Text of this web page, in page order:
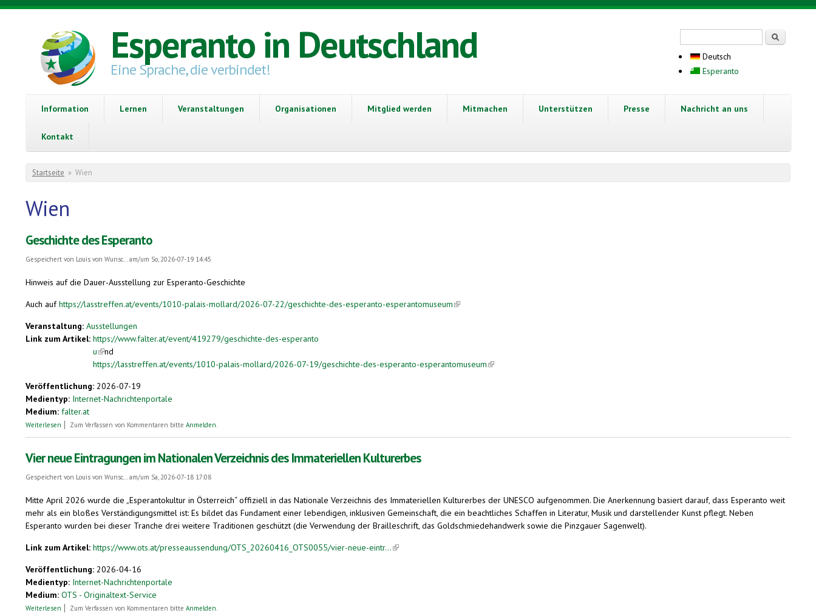
Direkt zum Inhalt
Esperanto in Deutschland
Eine Sprache, die verbindet!
Deutsch
Esperanto
Information Lernen Veranstaltungen Organisationen Mitglied werden Mitmachen Unterstützen Presse Nachricht an uns
Kontakt
Sie sind hier
Startseite » Wien
Wien
Geschichte des Esperanto
Gespeichert von Louis von Wunsc...am/um So, 2026-07-19 14:45
Hinweis auf die Dauer-Ausstellung zur Esperanto-Geschichte
Auch aufhttps://lasstreffen.at/events/1010-palais-mollard/2026-07-22/geschichte-des-esperanto-esperantomuseum(link is external)
Veranstaltung: Ausstellungen
Link zum Artikel: https://www.falter.at/event/419279/geschichte-des-esperanto
u(link is external)
nd
https://lasstreffen.at/events/1010-palais-mollard/2026-07-19/geschichte-des-esperanto-esperantomuseum(link is external)
Veröffentlichung: 2026-07-19
Medientyp: Internet-Nachrichtenportale
Medium: falter.at
Weiterlesen über Geschichte des Esperanto
Zum Verfassen von Kommentaren bitte Anmelden.
Vier neue Eintragungen im Nationalen Verzeichnis des Immateriellen Kulturerbes
Gespeichert von Louis von Wunsc...am/um Sa, 2026-07-18 17:08
Mitte April 2026 wurde die „Esperantokultur in Österreich“ offiziell in das Nationale Verzeichnis des Immateriellen Kulturerbes der UNESCO aufgenommen. Die Anerkennung basiert darauf, dass Esperanto weit
mehr als ein bloßes Verständigungsmittel ist: Es bildet das Fundament einer lebendigen, inklusiven Gemeinschaft, die ein beachtliches Schaffen in Literatur, Musik und darstellender Kunst pflegt. Neben
Esperanto wurden bei dieser Tranche drei weitere Traditionen geschützt (die Verwendung der Brailleschrift, das Goldschmiedehandwerk sowie die Pinzgauer Sagenwelt).
Link zum Artikel: https://www.ots.at/presseaussendung/OTS_20260416_OTS0055/vier-neue-eintr...(link is external)
Veröffentlichung: 2026-04-16
Medientyp: Internet-Nachrichtenportale
Medium: OTS - Originaltext-Service
Weiterlesen über Vier neue Eintragungen im Nationalen Verzeichnis des Immateriellen Kulturerbes
Zum Verfassen von Kommentaren bitte Anmelden.